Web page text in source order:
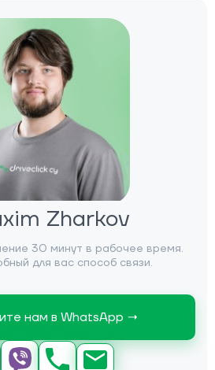
Zharkov
30 минут в рабочее время.
для вас способ связи.
нам в WhatsApp →